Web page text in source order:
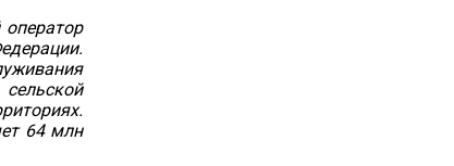
.
64 млн